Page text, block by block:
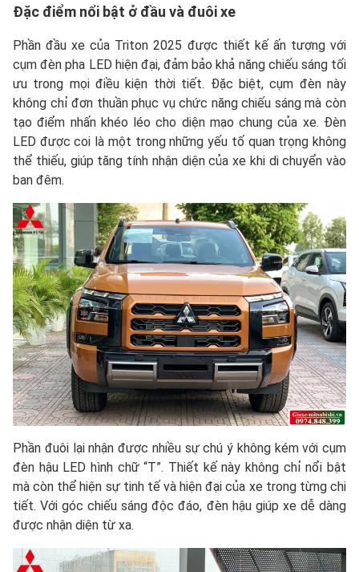
Đặc điểm nổi bật ở đầu và đuôi xe
Phần đầu xe của Triton 2025 được thiết kế ấn tượng với
cụm đèn pha LED hiện đại, đảm bảo khả năng chiếu sáng tối
ưu trong mọi điều kiện thời tiết. Đặc biệt, cụm đèn này
không chỉ đơn thuần phục vụ chức năng chiếu sáng mà còn
tạo điểm nhấn khéo léo cho diện mạo chung của xe. Đèn
LED được coi là một trong những yếu tố quan trọng không
thể thiếu, giúp tăng tính nhận diện của xe khi di chuyển vào
ban đêm.
Phần đuôi lại nhận được nhiều sự chú ý không kém với cụm
đèn hậu LED hình chữ “T”. Thiết kế này không chỉ nổi bật
mà còn thể hiện sự tinh tế và hiện đại của xe trong từng chi
tiết. Với góc chiếu sáng độc đáo, đèn hậu giúp xe dễ dàng
được nhận diện từ xa.